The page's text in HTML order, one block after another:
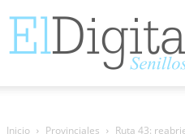
Inicio Provinciales Ruta 43: